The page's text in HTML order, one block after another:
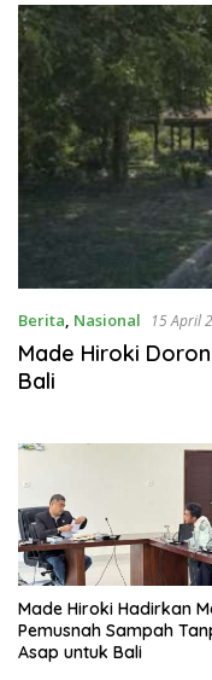
Berita, Nasional 15 April
Made Hiroki
Bali
Made Hiroki Hadirkan
Pemusnah Sampah
Asap untuk Bali